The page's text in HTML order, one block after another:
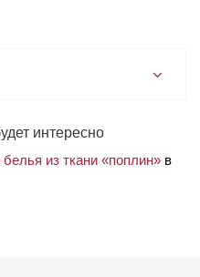
интересно
из ткани «поплин» в